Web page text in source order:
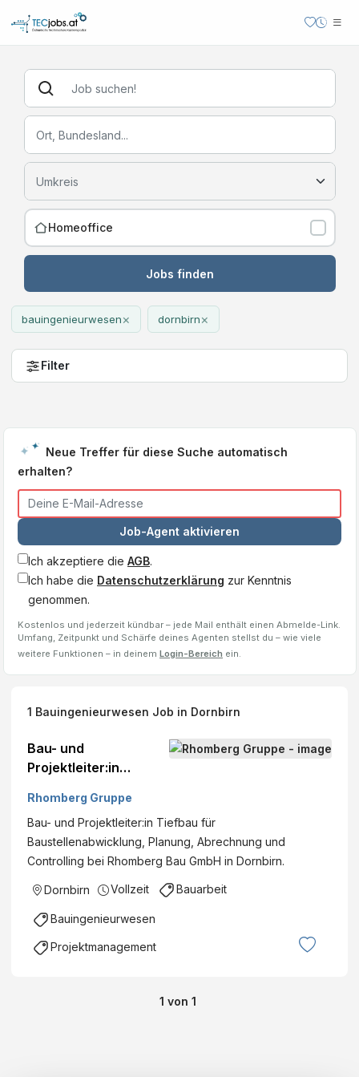
Homeoffice
Jobs finden
bauingenieurwesen× dornbirn×
Filter
Neue Treffer für diese Suche automatisch
erhalten?
Job-Agent aktivieren
Ich akzeptiere die AGB.
Ich habe die Datenschutzerklärung zur Kenntnis
genommen.
Kostenlos und jederzeit kündbar – jede Mail enthält einen Abmelde-Link.
Umfang, Zeitpunkt und Schärfe deines Agenten stellst du – wie viele
weitere Funktionen – in deinem Login-Bereich ein.
1 Bauingenieurwesen Job in Dornbirn
Bau- und
Projektleiter:in
Rhomberg Gruppe
Bau- und Projektleiter:in Tiefbau für
Baustellenabwicklung, Planung, Abrechnung und
Controlling bei Rhomberg Bau GmbH in Dornbirn.
Dornbirn Vollzeit Bauarbeit
Bauingenieurwesen
Projektmanagement
1 von 1